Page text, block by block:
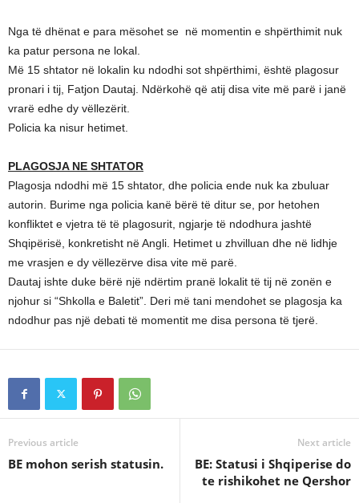
Nga të dhënat e para mësohet se në momentin e shpërthimit nuk
ka patur persona ne lokal.
Më 15 shtator në lokalin ku ndodhi sot shpërthimi, është plagosur
pronari i tij, Fatjon Dautaj. Ndërkohë që atij disa vite më parë i janë
vrarë edhe dy vëllezërit.
Policia ka nisur hetimet.
PLAGOSJA NE SHTATOR
Plagosja ndodhi më 15 shtator, dhe policia ende nuk ka zbuluar
autorin. Burime nga policia kanë bërë të ditur se, por hetohen
konfliktet e vjetra të të plagosurit, ngjarje të ndodhura jashtë
Shqipërisë, konkretisht në Angli. Hetimet u zhvilluan dhe në lidhje
me vrasjen e dy vëllezërve disa vite më parë.
Dautaj ishte duke bërë një ndërtim pranë lokalit të tij në zonën e
njohur si “Shkolla e Baletit”. Deri më tani mendohet se plagosja ka
ndodhur pas një debati të momentit me disa persona të tjerë.
Previous article
BE mohon serish statusin.
Next article
BE: Statusi i Shqiperise do
te rishikohet ne Qershor